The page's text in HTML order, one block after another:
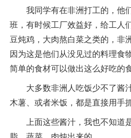
我同学有在非洲打工的，他
班，有时候工厂效益好，给工人
豆炖鸡，大肉熬白菜之类的，非
因为这是他们从没见过的料理食
简单的食材可以做出这么好吃的
大多数非洲人吃饭少不了酱
木薯、或者米饭，都是直接用手
上面这些酱汁，我也不知道